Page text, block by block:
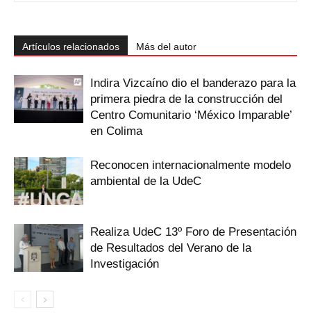
Artículos relacionados Más del autor
Indira Vizcaíno dio el banderazo para la
primera piedra de la construcción del
Centro Comunitario ‘México Imparable’
en Colima
Reconocen internacionalmente modelo
ambiental de la UdeC
Realiza UdeC 13º Foro de Presentación
de Resultados del Verano de la
Investigación